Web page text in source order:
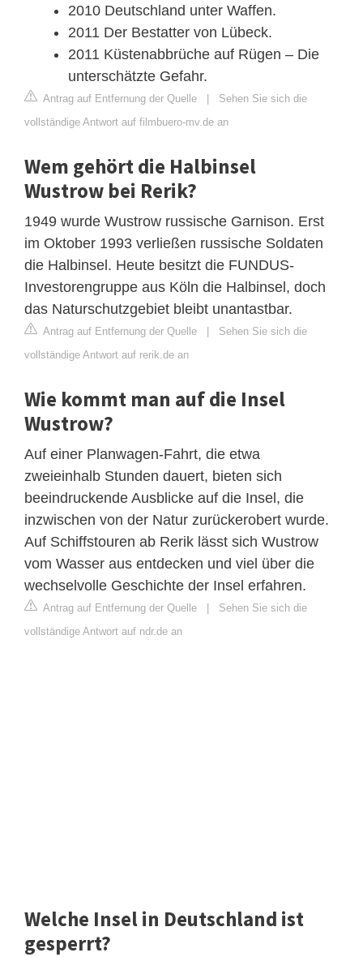
2010 Deutschland unter Waffen.
2011 Der Bestatter von Lübeck.
2011 Küstenabbrüche auf Rügen – Die
unterschätzte Gefahr.
Antrag auf Entfernung der Quelle | Sehen Sie sich die
vollständige Antwort auf filmbuero-mv.de an
Wem gehört die Halbinsel
Wustrow bei Rerik?
1949 wurde Wustrow russische Garnison. Erst
im Oktober 1993 verließen russische Soldaten
die Halbinsel. Heute besitzt die FUNDUS-
Investorengruppe aus Köln die Halbinsel, doch
das Naturschutzgebiet bleibt unantastbar.
Antrag auf Entfernung der Quelle | Sehen Sie sich die
vollständige Antwort auf rerik.de an
Wie kommt man auf die Insel
Wustrow?
Auf einer Planwagen-Fahrt, die etwa
zweieinhalb Stunden dauert, bieten sich
beeindruckende Ausblicke auf die Insel, die
inzwischen von der Natur zurückerobert wurde.
Auf Schiffstouren ab Rerik lässt sich Wustrow
vom Wasser aus entdecken und viel über die
wechselvolle Geschichte der Insel erfahren.
Antrag auf Entfernung der Quelle | Sehen Sie sich die
vollständige Antwort auf ndr.de an
Welche Insel in Deutschland ist
gesperrt?